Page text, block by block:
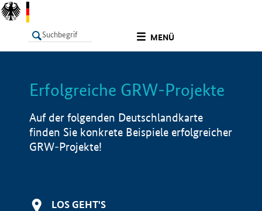
MENÜ
LISTE Info
Erfolgreiche GRW-Projekte
Auf der folgenden Deutschlandkarte
finden Sie konkrete Beispiele erfolgreicher
GRW-Projekte!
LOS GEHT'S